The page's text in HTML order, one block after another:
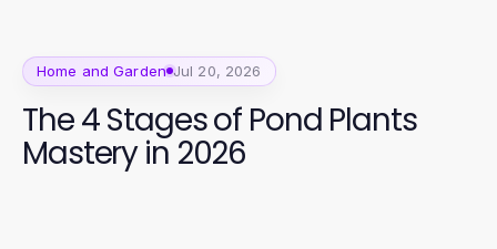
Home and Garden Jul 20, 2026
The 4 Stages of Pond Plants
Mastery in 2026